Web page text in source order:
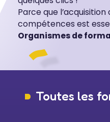
Parce que
compétences est
Organismes de
Toutes les